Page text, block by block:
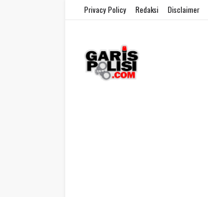
Privacy Policy Redaksi Disclaimer